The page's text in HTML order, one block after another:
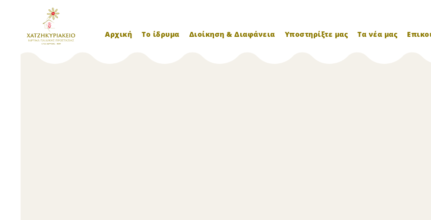
Αρχική Το ίδρυμα Διοίκηση & Διαφάνεια Υποστηρίξτε μας Τα νέα μας